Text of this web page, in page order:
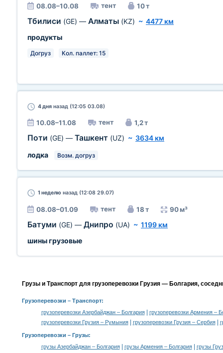
08.08–10.08 тент 10 т
Тбилиси (GE) — Алматы (KZ) ~ 4477 км
продукты
Догруз Кол. паллет: 15
4 дня назад (12:05 03.08)
10.08–11.08 тент 1,2 т
Поти (GE) — Ташкент (UZ) ~ 3634 км
лодка
Возм. догруз
1 неделю назад (12:08 29.07)
08.08–01.09 тент 18 т 90 м³
Батуми (GE) — Днипро (UA) ~ 1199 км
шины грузовые
Грузы и Транспорт для грузоперевозки Грузия — Болгария,
Грузоперевозки – Транспорт:
грузоперевозки Азербайджан – Болгария|
грузоперевозки Армения –
грузоперевозки Грузия – Румыния| грузоперевозки Грузия – Сербия|
Грузоперевозки – Грузы:
грузы Азербайджан – Болгария| грузы Армения – Болгария|
грузы